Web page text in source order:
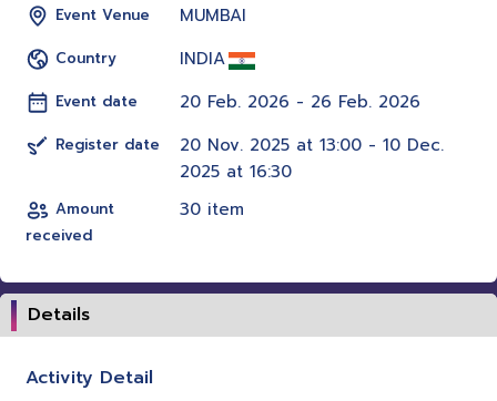
Event Venue MUMBAI
Country INDIA
Event date 20 Feb. 2026 - 26 Feb. 2026
Register date
20 Nov. 2025 at 13:00 - 10 Dec.
2025 at 16:30
Amount
received
30 item
Details
Activity Detail